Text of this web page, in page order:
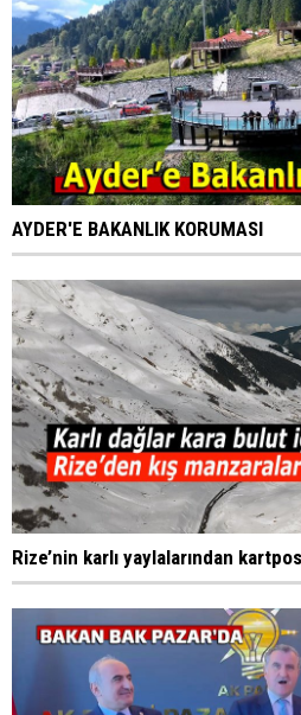
AYDER'E BAKANLIK KORUMASI
Rize’nin karlı yaylalarından